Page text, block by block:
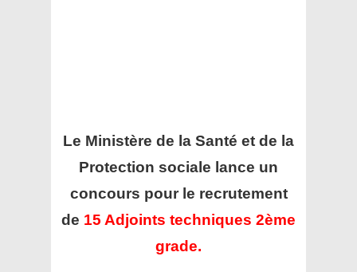
Le Ministère de la Santé et de la
Protection sociale lance un
concours pour le recrutement
de 15 Adjoints techniques 2ème
grade.